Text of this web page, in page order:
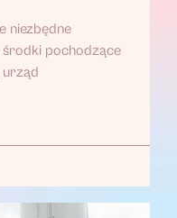
niezbędne
pochodzące